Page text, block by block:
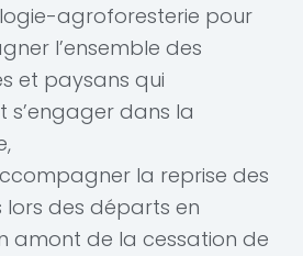
agroforesterie pour
l’ensemble des
et paysans qui
s’engager dans la
la reprise des
lors des départs en
amont de la cessation de